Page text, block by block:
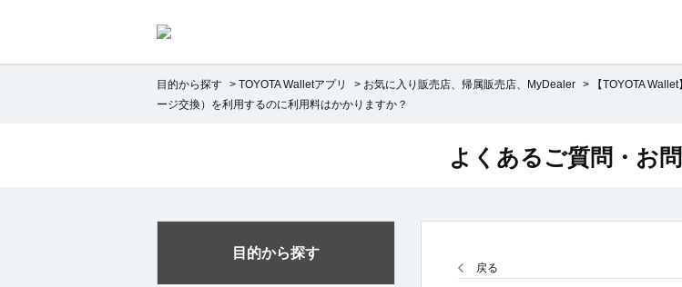
目的から探す > TOYOTA Walletアプリ > お気に入り販売店、帰属販売店、MyDealer >
【TOYOTA
ージ交換）を利用するのに利用料はかかりますか？
目的から探す
よくあるご質問・お
戻る